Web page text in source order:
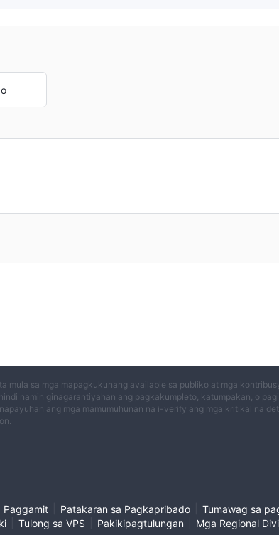
mula sa mga mapagkukunang available sa publiko at mga
namin ginagarantiyahan ang pagkakumpleto, katumpakan, o
ang mga mamumuhunan na i-verify ang mga kritikal na
Paggamit Patakaran sa Pagkapribado Tumawag sa
Tulong sa VPS Pakikipagtulungan Mga Regional